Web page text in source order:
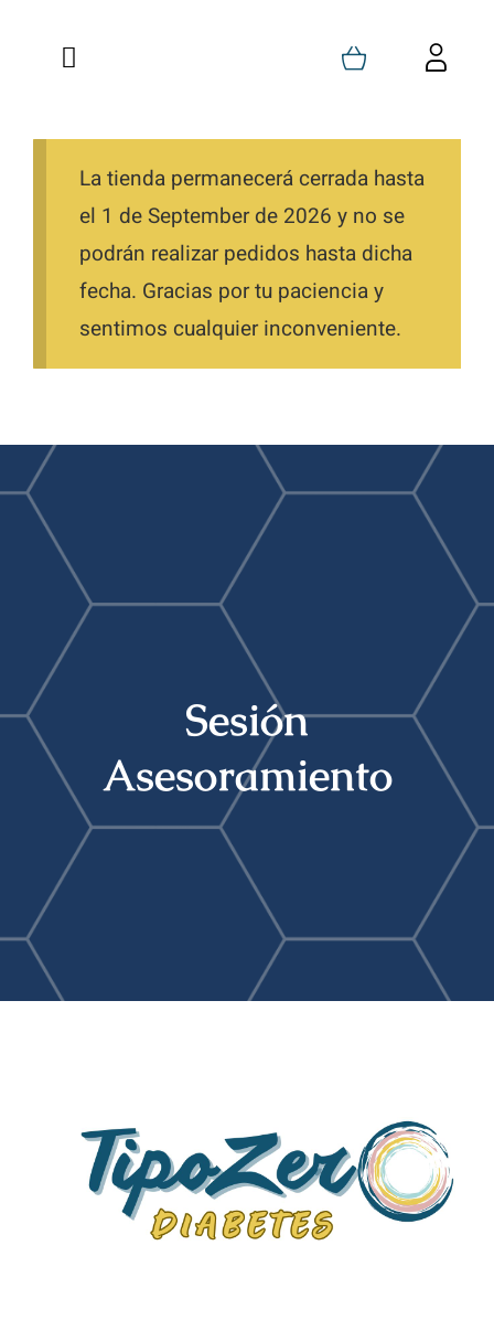
Toggle
Quienes Somos
Formaciones
Tienda
Blog
Buscar:
Mi Cuenta
Pedidos
Descargas
La tienda permanecerá cerrada hasta
el 1 de September de 2026 y no se
podrán realizar pedidos hasta dicha
fecha. Gracias por tu paciencia y
sentimos cualquier inconveniente.
Sesión
Asesoramiento